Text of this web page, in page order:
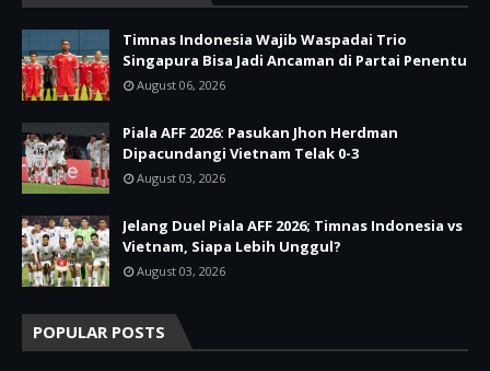
Timnas Indonesia Wajib Waspadai Trio
Singapura Bisa Jadi Ancaman di Partai Penentu
August 06, 2026
Piala AFF 2026: Pasukan Jhon Herdman
Dipacundangi Vietnam Telak 0-3
August 03, 2026
Jelang Duel Piala AFF 2026; Timnas Indonesia vs
Vietnam, Siapa Lebih Unggul?
August 03, 2026
POPULAR POSTS